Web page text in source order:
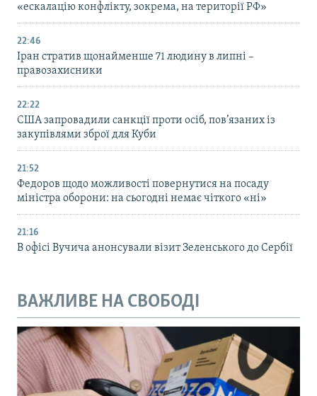
«ескалацію конфлікту, зокрема, на території РФ»
22:46
Іран стратив щонайменше 71 людину в липні –
правозахисники
22:22
США запровадили санкції проти осіб, пов’язаних із
закупівлями зброї для Куби
21:52
Федоров щодо можливості повернутися на посаду
міністра оборони: на сьогодні немає чіткого «ні»
21:16
В офісі Вучича анонсували візит Зеленського до Сербії
ВАЖЛИВЕ НА СВОБОДІ